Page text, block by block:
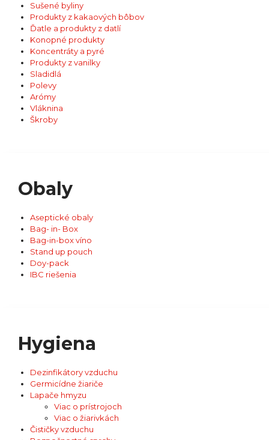
Sušené byliny
Produkty z kakaových bôbov
Ďatle a produkty z datlí
Konopné produkty
Koncentráty a pyré
Produkty z vanilky
Sladidlá
Polevy
Arómy
Vláknina
Škroby
Obaly
Aseptické obaly
Bag- in- Box
Bag-in-box víno
Stand up pouch
Doy-pack
IBC riešenia
Hygiena
Dezinfikátory vzduchu
Germicídne žiariče
Lapače hmyzu
Viac o prístrojoch
Viac o žiarivkách
Čističky vzduchu